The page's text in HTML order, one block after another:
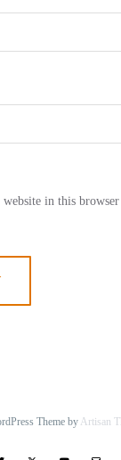
website in this
Theme by Artisan